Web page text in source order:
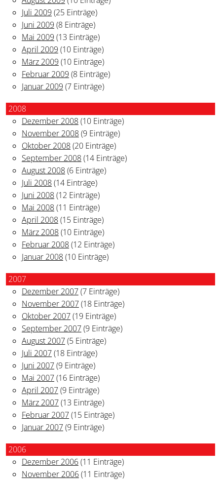
Juli 2009 (25 Einträge)
Juni 2009 (8 Einträge)
Mai 2009 (13 Einträge)
April 2009 (10 Einträge)
März 2009 (10 Einträge)
Februar 2009 (8 Einträge)
Januar 2009 (7 Einträge)
2008
Dezember 2008(10 Einträge)
November 2008(9 Einträge)
Oktober 2008(20 Einträge)
September 2008(14 Einträge)
August 2008(6 Einträge)
Juli 2008(14 Einträge)
Juni 2008(12 Einträge)
Mai 2008(11 Einträge)
April 2008(15 Einträge)
März 2008(10 Einträge)
Februar 2008(12 Einträge)
Januar 2008(10 Einträge)
2007
Dezember 2007(7 Einträge)
November 2007(18 Einträge)
Oktober 2007(19 Einträge)
September 2007(9 Einträge)
August 2007(5 Einträge)
Juli 2007(18 Einträge)
Juni 2007(9 Einträge)
Mai 2007(16 Einträge)
April 2007(9 Einträge)
März 2007(13 Einträge)
Februar 2007(15 Einträge)
Januar 2007(9 Einträge)
2006
Dezember 2006(11 Einträge)
November 2006(11 Einträge)